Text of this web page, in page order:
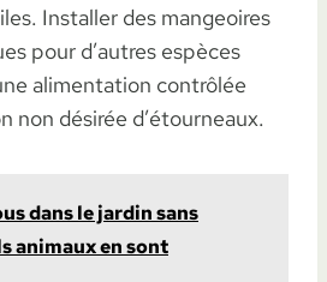
Installer des mangeoires
pour d’autres espèces
alimentation contrôlée
non désirée d’étourneaux.
dans le jardin sans
animaux en sont